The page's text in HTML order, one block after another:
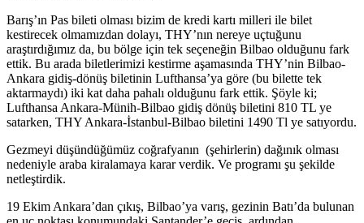
Barış’ın Pas bileti olması bizim de kredi kartı milleri ile bilet
kestirecek olmamızdan dolayı, THY’nın nereye uçtuğunu
araştırdığımız da, bu bölge için tek seçeneğin Bilbao olduğunu fark
ettik. Bu arada biletlerimizi kestirme aşamasında THY’nin Bilbao-
Ankara gidiş-dönüş biletinin Lufthansa’ya göre (bu bilette tek
aktarmaydı) iki kat daha pahalı olduğunu fark ettik. Şöyle ki;
Lufthansa Ankara-Münih-Bilbao gidiş dönüş biletini 810 TL ye
satarken, THY Ankara-İstanbul-Bilbao biletini 1490 Tl ye satıyordu.
Gezmeyi düşündüğümüz coğrafyanın (şehirlerin) dağınık olması
nedeniyle araba kiralamaya karar verdik. Ve programı şu şekilde
netleştirdik.
19 Ekim Ankara’dan çıkış, Bilbao’ya varış, gezinin Batı’da bulunan